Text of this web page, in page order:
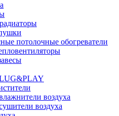
потолочные обогреватели
воздуха
воздуха